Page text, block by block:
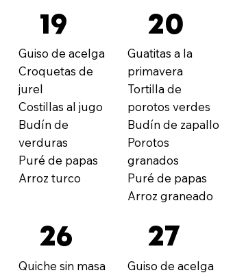
19
Guiso de acelga
Croquetas de
jurel
Costillas al jugo
Budín de
verduras
Puré de papas
Arroz turco
20
Guatitas a la
primavera
Tortilla de
porotos verdes
Budín de zapallo
Porotos
granados
Puré de papas
Arroz graneado
26
Quiche sin masa
27
Guiso de acelga